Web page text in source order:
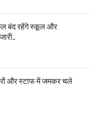
बंद रहेंगे स्कूल और
और स्टाफ में जमकर चले